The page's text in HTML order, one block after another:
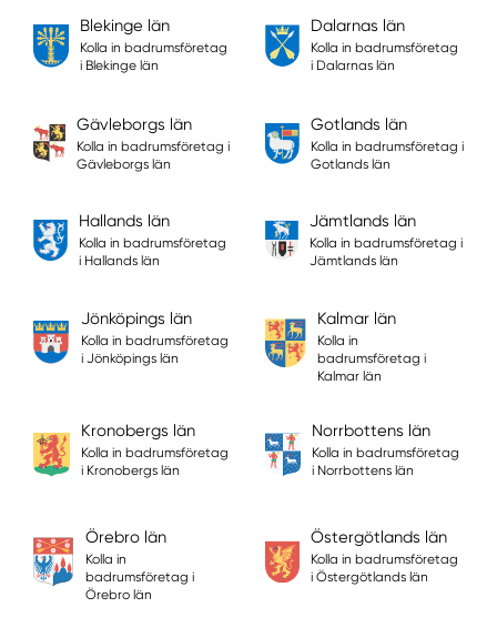
Blekinge län
Kolla in badrumsföretag
i Blekinge län
Dalarnas län
Kolla in badrumsföretag
i Dalarnas län
Gävleborgs län
Kolla in badrumsföretag i
Gävleborgs län
Gotlands län
Kolla in badrumsföretag i
Gotlands län
Hallands län
Kolla in badrumsföretag
i Hallands län
Jämtlands län
Kolla in badrumsföretag i
Jämtlands län
Jönköpings län
Kolla in badrumsföretag
i Jönköpings län
Kalmar län
Kolla in
badrumsföretag i
Kalmar län
Kronobergs län
Kolla in badrumsföretag
i Kronobergs län
Norrbottens län
Kolla in badrumsföretag
i Norrbottens län
Örebro län
Kolla in
badrumsföretag i
Örebro län
Östergötlands län
Kolla in badrumsföretag
i Östergötlands län